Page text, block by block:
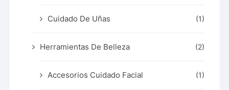
Cuidado De Uñas (1)
Herramientas De Belleza (2)
Accesorios Cuidado Facial (1)